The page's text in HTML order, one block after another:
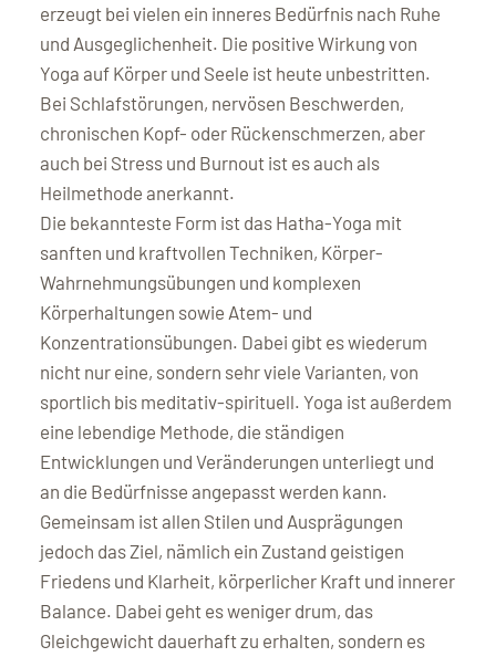
erzeugt bei vielen ein inneres Bedürfnis nach Ruhe
und Ausgeglichenheit. Die positive Wirkung von
Yoga auf Körper und Seele ist heute unbestritten.
Bei Schlafstörungen, nervösen Beschwerden,
chronischen Kopf- oder Rückenschmerzen, aber
auch bei Stress und Burnout ist es auch als
Heilmethode anerkannt.
Die bekannteste Form ist das Hatha-Yoga mit
sanften und kraftvollen Techniken, Körper-
Wahrnehmungsübungen und komplexen
Körperhaltungen sowie Atem- und
Konzentrationsübungen. Dabei gibt es wiederum
nicht nur eine, sondern sehr viele Varianten, von
sportlich bis meditativ-spirituell. Yoga ist außerdem
eine lebendige Methode, die ständigen
Entwicklungen und Veränderungen unterliegt und
an die Bedürfnisse angepasst werden kann.
Gemeinsam ist allen Stilen und Ausprägungen
jedoch das Ziel, nämlich ein Zustand geistigen
Friedens und Klarheit, körperlicher Kraft und innerer
Balance. Dabei geht es weniger drum, das
Gleichgewicht dauerhaft zu erhalten, sondern es